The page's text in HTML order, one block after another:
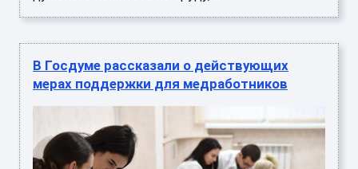
В Госдуме рассказали о действующих
мерах поддержки для медработников